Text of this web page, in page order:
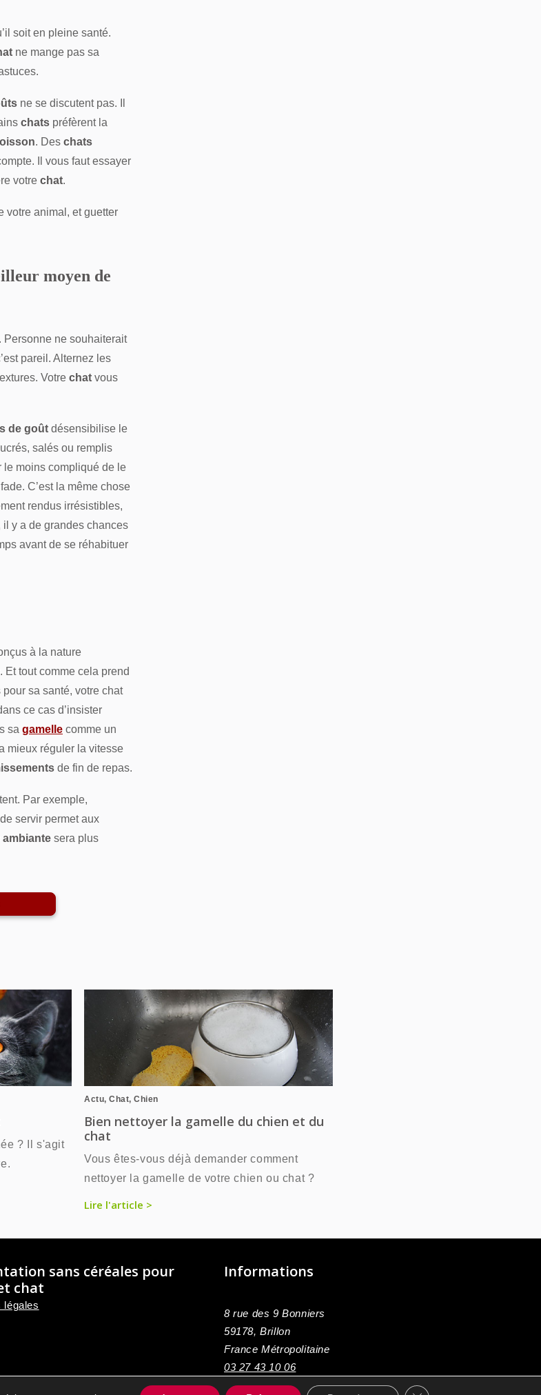
soit en pleine santé.
ne mange pas sa
ne se discutent pas. Il
chats préfèrent la
. Des chats
Il vous faut essayer
votre chat.
votre animal, et guetter
moyen de
. Personne ne souhaiterait
pareil. Alternez les
Votre chat vous
de goût désensibilise le
salés ou remplis
le moins compliqué de le
C’est la même chose
rendus irrésistibles,
il y a de grandes chances
avant de se réhabituer
à la nature
. Et tout comme cela prend
sa santé, votre chat
ce cas d’insister
sa gamelle comme un
mieux réguler la vitesse
de fin de repas.
Par exemple,
servir permet aux
ambiante sera plus
? Il s'agit
Actu, Chat, Chien
Bien nettoyer la gamelle du chien et du
chat
Vous êtes-vous déjà demander comment
nettoyer la gamelle de votre chien ou chat ?
Lire l'article >
sans céréales pour
chat
légales
Informations
8 rue des 9 Bonniers
59178, Brillon
France Métropolitaine
03 27 43 10 06
Contactez-nous